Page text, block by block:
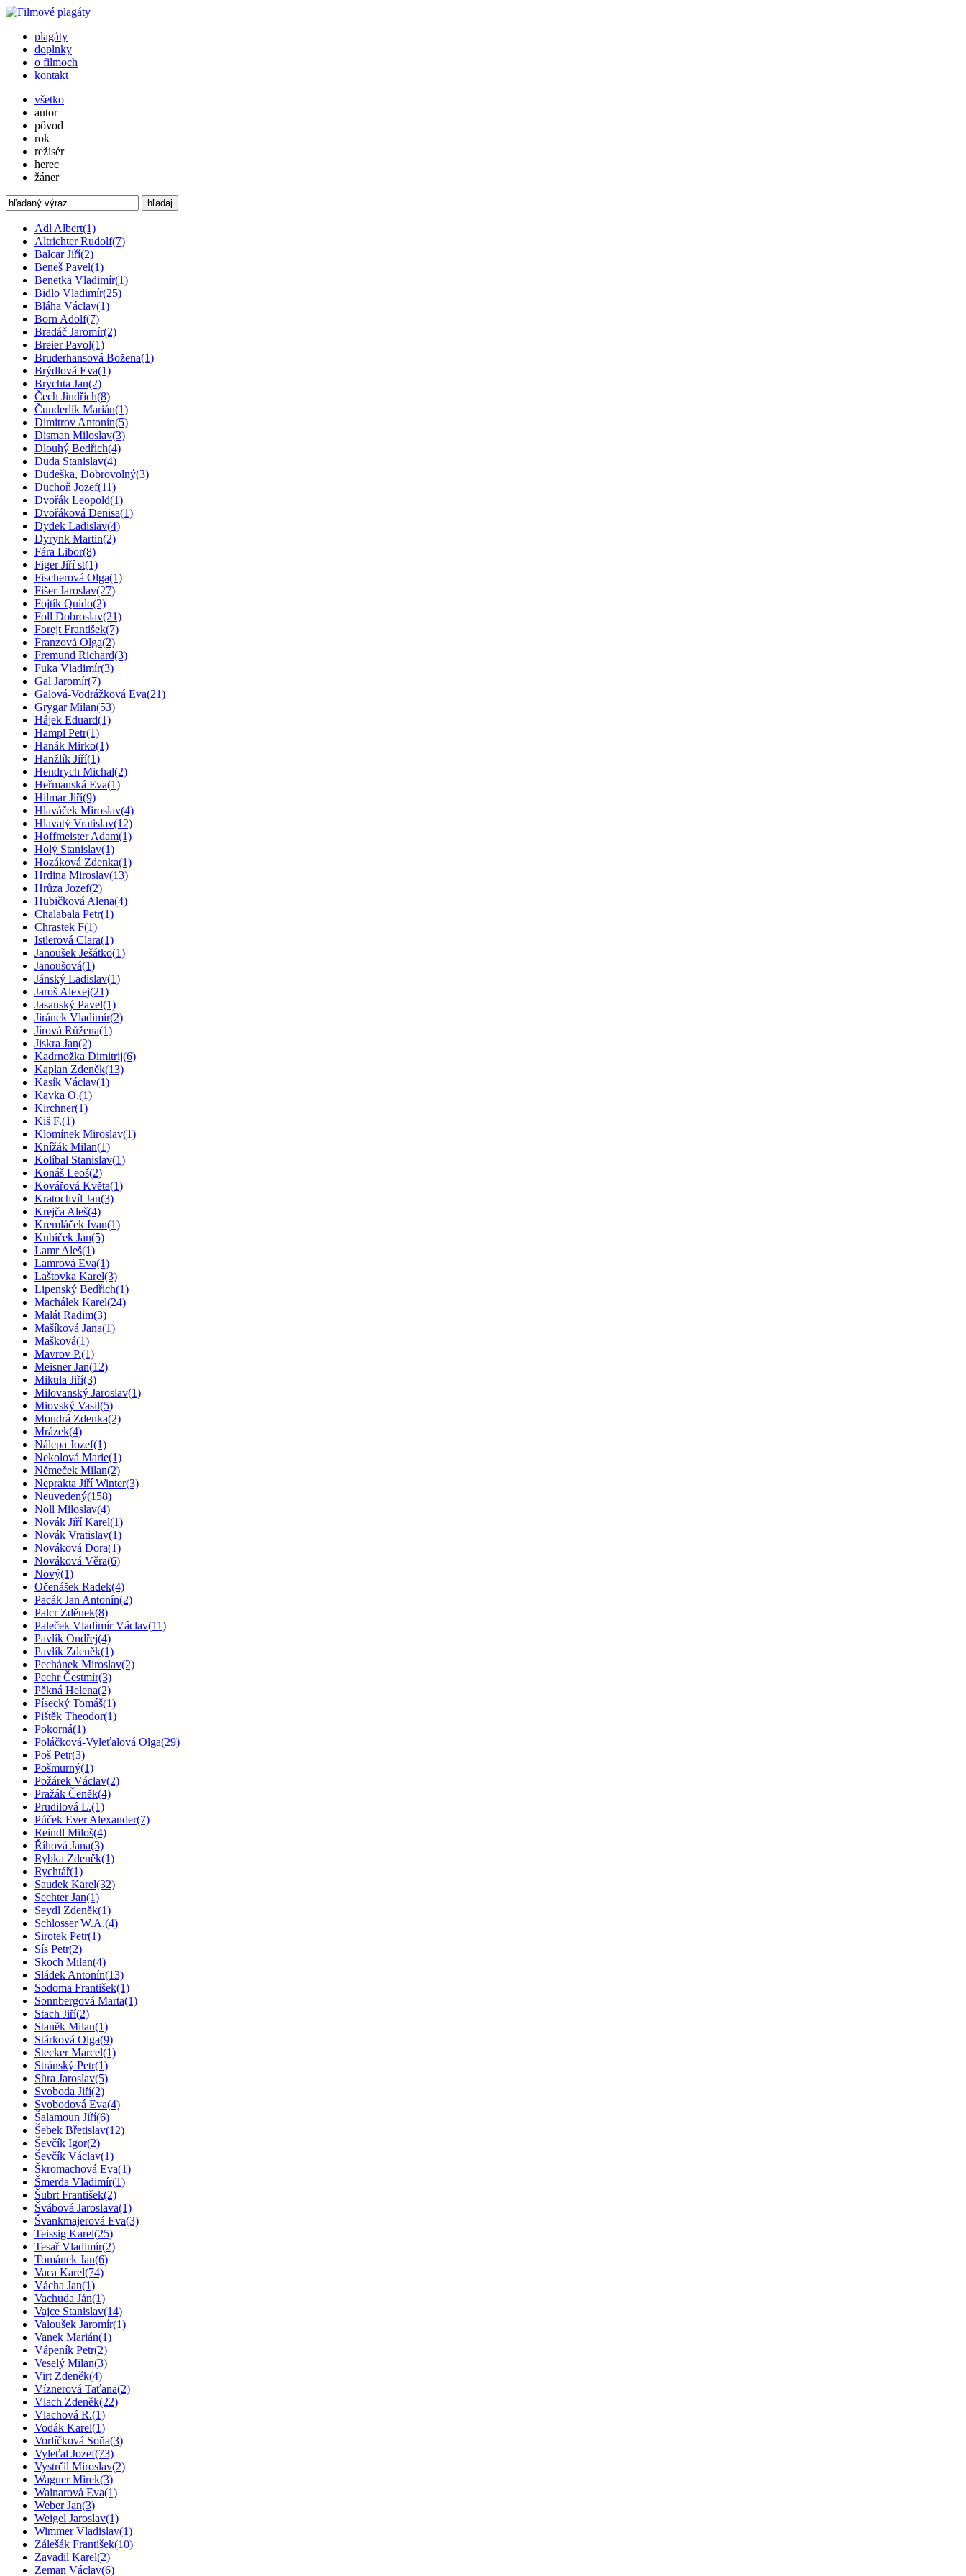
plagáty
doplnky
o filmoch
kontakt
všetko
autor
pôvod
rok
režisér
herec
žáner
hľadaj
Adl Albert(1)
Altrichter Rudolf(7)
Balcar Jiří(2)
Beneš Pavel(1)
Benetka Vladimír(1)
Bidlo Vladimír(25)
Bláha Václav(1)
Born Adolf(7)
Bradáč Jaromír(2)
Breier Pavol(1)
Bruderhansová Božena(1)
Brýdlová Eva(1)
Brychta Jan(2)
Čech Jindřich(8)
Čunderlík Marián(1)
Dimitrov Antonín(5)
Disman Miloslav(3)
Dlouhý Bedřich(4)
Duda Stanislav(4)
Dudeška, Dobrovolný(3)
Duchoň Jozef(11)
Dvořák Leopold(1)
Dvořáková Denisa(1)
Dydek Ladislav(4)
Dyrynk Martin(2)
Fára Libor(8)
Figer Jiří st(1)
Fischerová Olga(1)
Fišer Jaroslav(27)
Fojtík Quido(2)
Foll Dobroslav(21)
Forejt František(7)
Franzová Olga(2)
Fremund Richard(3)
Fuka Vladimír(3)
Gal Jaromír(7)
Galová-Vodrážková Eva(21)
Grygar Milan(53)
Hájek Eduard(1)
Hampl Petr(1)
Hanák Mirko(1)
Hanžlík Jiří(1)
Hendrych Michal(2)
Heřmanská Eva(1)
Hilmar Jiří(9)
Hlaváček Miroslav(4)
Hlavatý Vratislav(12)
Hoffmeister Adam(1)
Holý Stanislav(1)
Hozáková Zdenka(1)
Hrdina Miroslav(13)
Hrůza Jozef(2)
Hubičková Alena(4)
Chalabala Petr(1)
Chrastek F(1)
Istlerová Clara(1)
Janoušek Ješátko(1)
Janoušová(1)
Jánský Ladislav(1)
Jaroš Alexej(21)
Jasanský Pavel(1)
Jiránek Vladimír(2)
Jírová Růžena(1)
Jiskra Jan(2)
Kadrnožka Dimitrij(6)
Kaplan Zdeněk(13)
Kasík Václav(1)
Kavka O.(1)
Kirchner(1)
Kiš F.(1)
Klomínek Miroslav(1)
Knížák Milan(1)
Kolíbal Stanislav(1)
Konáš Leoš(2)
Kovářová Květa(1)
Kratochvíl Jan(3)
Krejča Aleš(4)
Kremláček Ivan(1)
Kubíček Jan(5)
Lamr Aleš(1)
Lamrová Eva(1)
Laštovka Karel(3)
Lipenský Bedřich(1)
Machálek Karel(24)
Malát Radim(3)
Mašíková Jana(1)
Mašková(1)
Mavrov P.(1)
Meisner Jan(12)
Mikula Jiří(3)
Milovanský Jaroslav(1)
Miovský Vasil(5)
Moudrá Zdenka(2)
Mrázek(4)
Nálepa Jozef(1)
Nekolová Marie(1)
Němeček Milan(2)
Neprakta Jiří Winter(3)
Neuvedený(158)
Noll Miloslav(4)
Novák Jiří Karel(1)
Novák Vratislav(1)
Nováková Dora(1)
Nováková Věra(6)
Nový(1)
Očenášek Radek(4)
Pacák Jan Antonín(2)
Palcr Zděnek(8)
Paleček Vladimír Václav(11)
Pavlík Ondřej(4)
Pavlík Zdeněk(1)
Pechánek Miroslav(2)
Pechr Čestmír(3)
Pěkná Helena(2)
Písecký Tomáš(1)
Pištěk Theodor(1)
Pokorná(1)
Poláčková-Vyleťalová Olga(29)
Poš Petr(3)
Pošmurný(1)
Požárek Václav(2)
Pražák Čeněk(4)
Prudilová L.(1)
Púček Ever Alexander(7)
Reindl Miloš(4)
Říhová Jana(3)
Rybka Zdeněk(1)
Rychtář(1)
Saudek Karel(32)
Sechter Jan(1)
Seydl Zdeněk(1)
Schlosser W.A.(4)
Sirotek Petr(1)
Sís Petr(2)
Skoch Milan(4)
Sládek Antonín(13)
Sodoma František(1)
Sonnbergová Marta(1)
Stach Jiří(2)
Staněk Milan(1)
Stárková Olga(9)
Stecker Marcel(1)
Stránský Petr(1)
Sůra Jaroslav(5)
Svoboda Jiří(2)
Svobodová Eva(4)
Šalamoun Jiří(6)
Šebek Břetislav(12)
Ševčík Igor(2)
Ševčík Václav(1)
Škromachová Eva(1)
Šmerda Vladimír(1)
Šubrt František(2)
Švábová Jaroslava(1)
Švankmajerová Eva(3)
Teissig Karel(25)
Tesař Vladimír(2)
Tománek Jan(6)
Vaca Karel(74)
Vácha Jan(1)
Vachuda Ján(1)
Vajce Stanislav(14)
Valoušek Jaromír(1)
Vanek Marián(1)
Vápeník Petr(2)
Veselý Milan(3)
Virt Zdeněk(4)
Víznerová Taťana(2)
Vlach Zdeněk(22)
Vlachová R.(1)
Vodák Karel(1)
Vorlíčková Soňa(3)
Vyleťal Jozef(73)
Vystrčil Miroslav(2)
Wagner Mirek(3)
Wainarová Eva(1)
Weber Jan(3)
Weigel Jaroslav(1)
Wimmer Vladislav(1)
Zálešák František(10)
Zavadil Karel(2)
Zeman Václav(6)